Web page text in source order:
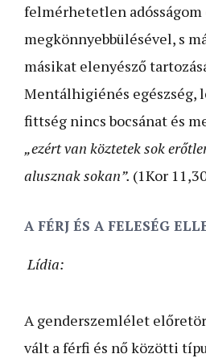
felmérhetetlen adósságom
megkönnyebbülésével, s
másikat elenyésző
Mentálhigiénés
fittség nincs bocsánat és
„ezért van köztetek sok
alusznak sokan”. (1Kor
A FÉRJ ÉS A FELESÉG
Lídia:
A genderszemlélet
vált a férfi és nő közötti